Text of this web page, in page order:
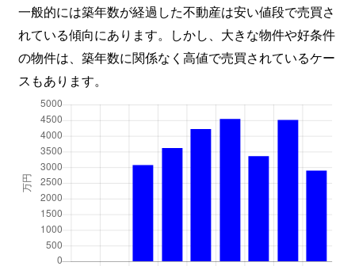
一般的には築年数が経過した不動産は安い値段で売買さ
れている傾向にあります。しかし、大きな物件や好条件
の物件は、築年数に関係なく高値で売買されているケー
スもあります。